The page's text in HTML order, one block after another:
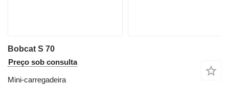
Bobcat S 70
Preço sob consulta
Mini-carregadeira